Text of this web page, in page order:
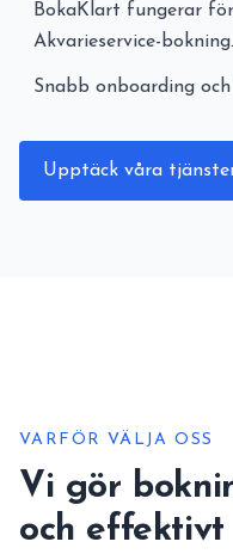
BokaKlart fungerar
Akvarieservice-bokning.
Snabb onboarding
Upptäck våra
VARFÖR VÄLJA OSS
Vi gör
och effektivt